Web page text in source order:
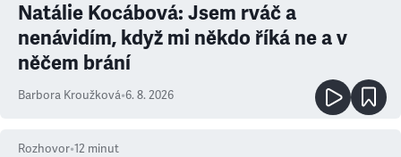
Natálie Kocábová: Jsem rváč a
nenávidím, když mi někdo říká ne a v
něčem brání
Barbora Kroužková•6. 8. 2026
Rozhovor•12 minut